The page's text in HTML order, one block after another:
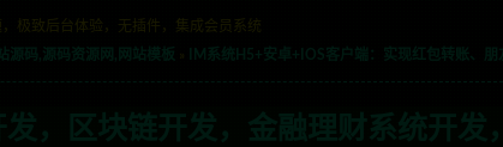
极致后台体验，无插件，集成会员系统
源码,源码资源网,网站模板
IM系统H5+安卓+IOS客户端：实现红包转账、
融理财系统开发，行业不限，全